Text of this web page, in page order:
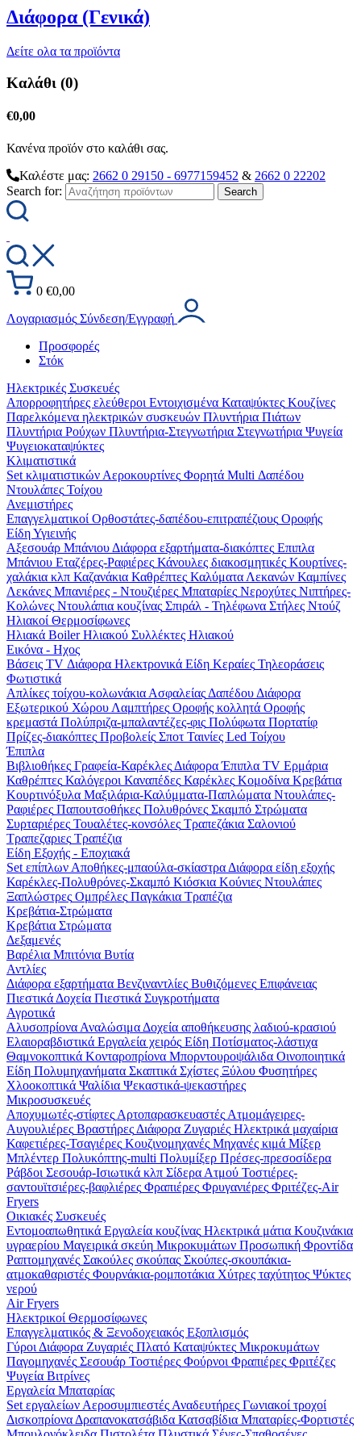
Διάφορα (Γενικά)
Δείτε ολα τα προϊόντα
Καλάθι (0)
€0,00
Κανένα προϊόν στο καλάθι σας.
Καλέστε μας: 2662 0 29150 - 6977159452 & 2662 0 22202
Search for:
0 €0,00
Λογαριασμός Σύνδεση/Εγγραφή
Προσφορές
Στόκ
Ηλεκτρικές Συσκευές
Απορροφητήρες ελεύθεροι Εντοιχισμένα Καταψύκτες Κουζίνες
Παρελκόμενα ηλεκτρικών συσκευών Πλυντήρια Πιάτων
Πλυντήρια Ρούχων Πλυντήρια-Στεγνωτήρια Στεγνωτήρια Ψυγεία
Ψυγειοκαταψύκτες
Κλιματιστικά
Set κλιματιστικών Αεροκουρτίνες Φορητά Multi Δαπέδου
Ντουλάπες Τοίχου
Ανεμιστήρες
Επαγγελματικοί Ορθοστάτες-δαπέδου-επιτραπέζιους Οροφής
Είδη Υγιεινής
Αξεσουάρ Μπάνιου Διάφορα εξαρτήματα-διακόπτες Επιπλα
Μπάνιου Εταζέρες-Ραφιέρες Κάνουλες διακοσμητικές Κουρτίνες-
χαλάκια κλπ Καζανάκια Καθρέπτες Καλύματα Λεκανών Καμπίνες
Λεκάνες Μπανιέρες - Ντουζιέρες Μπαταρίες Νεροχύτες Νιπτήρες-
Κολώνες Ντουλάπια κουζίνας Σπιράλ - Τηλέφωνα Στήλες Ντούζ
Ηλιακοί Θερμοσίφωνες
Ηλιακά Boiler Ηλιακού Συλλέκτες Ηλιακού
Εικόνα - Ηχος
Βάσεις TV Διάφορα Ηλεκτρονικά Είδη Κεραίες Τηλεοράσεις
Φωτιστικά
Απλίκες τοίχου-κολωνάκια Ασφαλείας Δαπέδου Διάφορα
Εξωτερικού Χώρου Λαμπτήρες Οροφής κολλητά Οροφής
κρεμαστά Πολύπριζα-μπαλαντέζες-φις Πολύφωτα Πορτατίφ
Πρίζες-διακόπτες Προβολείς Σποτ Ταινίες Led Τοίχου
Έπιπλα
Βιβλιοθήκες Γραφεία-Καρέκλες Διάφορα Έπιπλα TV Ερμάρια
Καθρέπτες Καλόγεροι Καναπέδες Καρέκλες Κομοδίνα Κρεβάτια
Κουρτινόξυλα Μαξιλάρια-Καλύμματα-Παπλώματα Ντουλάπες-
Ραφιέρες Παπουτσοθήκες Πολυθρόνες Σκαμπό Στρώματα
Συρταριέρες Τουαλέτες-κονσόλες Τραπεζάκια Σαλονιού
Τραπεζαριες Τραπέζια
Είδη Εξοχής - Εποχιακά
Set επίπλων Αποθήκες-μπαούλα-σκίαστρα Διάφορα είδη εξοχής
Καρέκλες-Πολυθρόνες-Σκαμπό Κιόσκια Κούνιες Ντουλάπες
Ξαπλώστρες Ομπρέλες Παγκάκια Τραπέζια
Κρεβάτια-Στρώματα
Κρεβάτια Στρώματα
Δεξαμενές
Βαρέλια Μπιτόνια Βυτία
Αντλίες
Διάφορα εξαρτήματα Βενζιναντλίες Βυθιζόμενες Επιφάνειας
Πιεστικά Δοχεία Πιεστικά Συγκροτήματα
Αγροτικά
Αλυσοπρίονα Αναλώσιμα Δοχεία αποθήκευσης λαδιού-κρασιού
Ελαιοραβδιστικά Εργαλεία χειρός Είδη Ποτίσματος-λάστιχα
Θαμνοκοπτικά Κονταροπρίονα Μπορντουροψάλιδα Οινοποιητικά
Είδη Πολυμηχανήματα Σκαπτικά Σχίστες Ξύλου Φυσητήρες
Χλοοκοπτικά Ψαλίδια Ψεκαστικά-ψεκαστήρες
Μικροσυσκευές
Αποχυμωτές-στίφτες Αρτοπαρασκευαστές Ατμομάγειρες-
Αυγουλιέρες Βραστήρες Διάφορα Ζυγαριές Ηλεκτρικά μαχαίρια
Καφετιέρες-Τσαγιέρες Κουζινομηχανές Μηχανές κιμά Μίξερ
Μπλέντερ Πολυκόπτης-multi Πολυμίξερ Πρέσες-πρεσοσίδερα
Ράβδοι Σεσουάρ-Ισιωτικά κλπ Σίδερα Ατμού Τοστιέρες-
σαντουϊτσιέρες-βαφλιέρες Φραπιέρες Φρυγανιέρες Φριτέζες-Air
Fryers
Οικιακές Συσκευές
Εντομοαπωθητικά Εργαλεία κουζίνας Ηλεκτρικά μάτια Κουζινάκια
υγραερίου Μαγειρικά σκεύη Μικροκυμάτων Προσωπική Φροντίδα
Ραπτομηχανές Σακούλες σκούπας Σκούπες-σκουπάκια-
ατμοκαθαριστές Φουρνάκια-ρομποτάκια Χύτρες ταχύτητος Ψύκτες
νερού
Air Fryers
Ηλεκτρικοί Θερμοσίφωνες
Επαγγελματικός & Ξενοδοχειακός Εξοπλισμός
Γύροι Διάφορα Ζυγαριές Πλατό Καταψύκτες Μικροκυμάτων
Παγομηχανές Σεσουάρ Τοστιέρες Φούρνοι Φραπιέρες Φριτέζες
Ψυγεία Βιτρίνες
Εργαλεία Μπαταρίας
Set εργαλείων Αεροσυμπιεστές Αναδευτήρες Γωνιακοί τροχοί
Δισκοπρίονα Δραπανοκατσάβιδα Κατσαβίδια Μπαταρίες-Φορτιστές